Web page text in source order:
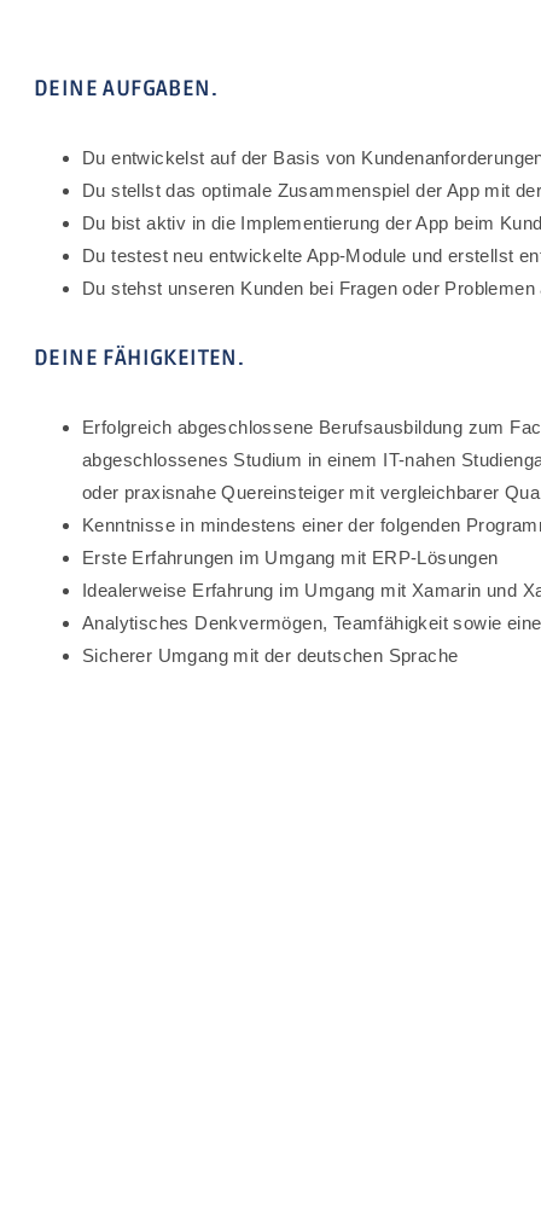
DEINE AUFGABEN.
Du entwickelst auf der Basis von
Du stellst das optimale Zusammenspiel der App mit
Du bist aktiv in die Implementierung der App beim
Du testest neu entwickelte App-Module und erstellst
Du stehst unseren Kunden bei Fragen oder
DEINE FÄHIGKEITEN.
Erfolgreich abgeschlossene Berufsausbildung zum
abgeschlossenes Studium in einem IT-nahen
oder praxisnahe Quereinsteiger mit vergleichbarer
Kenntnisse in mindestens einer der folgenden
Erste Erfahrungen im Umgang mit ERP-Lösungen
Idealerweise Erfahrung im Umgang mit Xamarin und
Analytisches Denkvermögen, Teamfähigkeit sowie
Sicherer Umgang mit der deutschen Sprache